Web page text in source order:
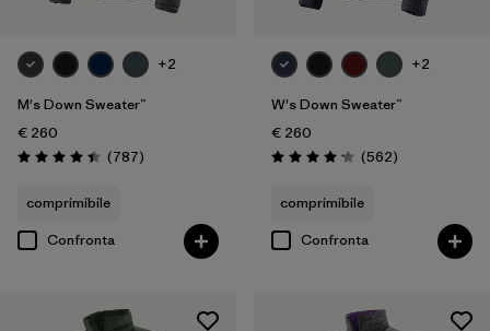
+2
M's Down Sweater™
€ 260
Valutazione: 4.4 / 5
(787Recensioni
)
comprimibile
Confronta
+2
W's Down Sweater™
€ 260
Valutazione: 4.1 / 5
(562Recensioni
)
comprimibile
Confronta